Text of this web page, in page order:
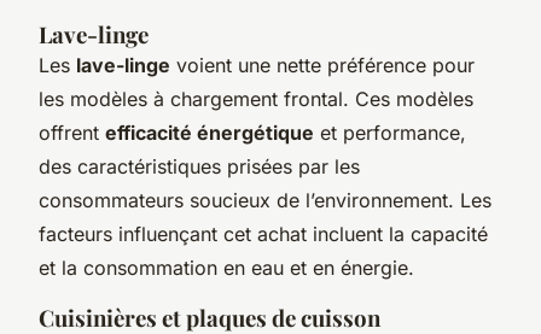
Lave-linge
Les lave-linge voient une nette préférence pour
les modèles à chargement frontal. Ces modèles
offrent efficacité énergétique et performance,
des caractéristiques prisées par les
consommateurs soucieux de l’environnement. Les
facteurs influençant cet achat incluent la capacité
et la consommation en eau et en énergie.
Cuisinières et plaques de cuisson